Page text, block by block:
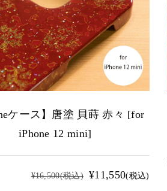
ケース】唐塗 貝蒔 赤々 [for
iPhone 12 mini]
¥16,500(税込) ¥11,550(税込)